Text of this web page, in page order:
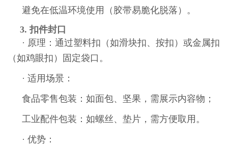
避免在低温环境使用（胶带易脆化脱落）。
3. 扣件封口
· 原理：通过塑料扣（如滑块扣、按扣）或金属扣
（如鸡眼扣）固定袋口。
· 适用场景：
食品零售包装：如面包、坚果，需展示内容物；
工业配件包装：如螺丝、垫片，需方便取用。
· 优势：